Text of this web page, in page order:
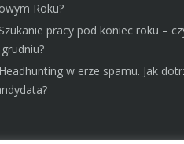
Roku?
Szukanie pracy pod koniec roku –
Headhunting w erze spamu. Jak